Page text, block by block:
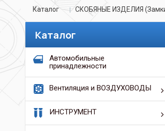
Каталог СКОБЯНЫЕ ИЗДЕЛИЯ
Каталог
Автомобильные
принадлежности
Вентиляция и ВОЗДУХОВОДЫ
ИНСТРУМЕНТ